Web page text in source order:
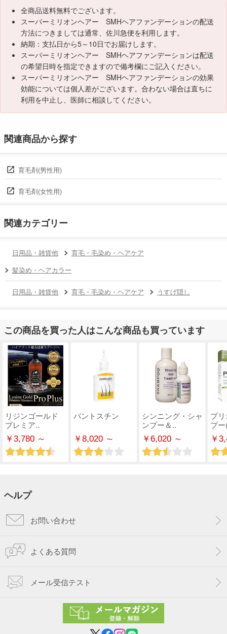
全商品送料無料でございます。
スーパーミリオンヘアー SMHヘアファンデーションの配送
方法につきましては通常、佐川急便を利用します。
納期：支払日から5～10日でお届けします。
スーパーミリオンヘアー SMHヘアファンデーションは配送
の希望日時を指定できますので備考欄にご記入ください。
スーパーミリオンヘアー SMHヘアファンデーションの効果
効能については個人差がございます。合わない場合は直ちに
利用を中止し、医師に相談してください。
関連商品から探す
育毛剤(男性用)
育毛剤(女性用)
関連カテゴリー
日用品・雑貨他
育毛・毛染め・ヘアケア
髪染め・ヘアカラー
日用品・雑貨他 育毛・毛染め・ヘアケア うすげ隠し
この商品を買った人はこんな商品も買っています
リジンゴールド
プレミア..
￥3,780 ～
パントスチン
￥8,020 ～
シンニング・シャ
ンプー＆..
￥6,020 ～
プ
プ
￥
ヘルプ
お問い合わせ
よくある質問
メール受信テスト